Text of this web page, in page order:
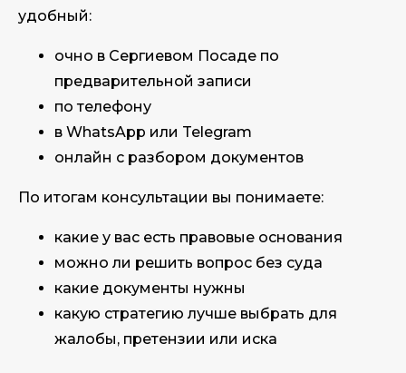
удобный:
очно в Сергиевом Посаде по
предварительной записи
по телефону
в WhatsApp или Telegram
онлайн с разбором документов
По итогам консультации вы понимаете:
какие у вас есть правовые основания
можно ли решить вопрос без суда
какие документы нужны
какую стратегию лучше выбрать для
жалобы, претензии или иска